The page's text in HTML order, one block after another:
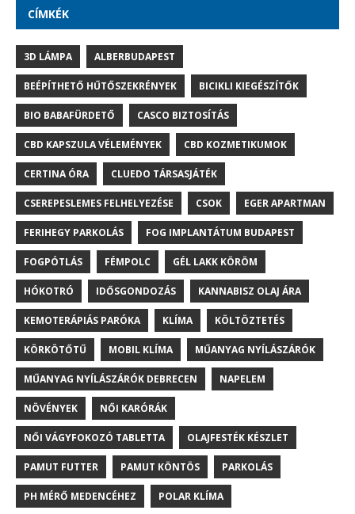
CÍMKÉK
3D LÁMPA ALBERBUDAPEST
BEÉPÍTHETŐ HŰTŐSZEKRÉNYEK BICIKLI KIEGÉSZÍTŐK
BIO BABAFÜRDETŐ CASCO BIZTOSÍTÁS
CBD KAPSZULA VÉLEMÉNYEK CBD KOZMETIKUMOK
CERTINA ÓRA CLUEDO TÁRSASJÁTÉK
CSEREPESLEMES FELHELYEZÉSE CSOK EGER APARTMAN
FERIHEGY PARKOLÁS FOG IMPLANTÁTUM BUDAPEST
FOGPÓTLÁS FÉMPOLC GÉL LAKK KÖRÖM
HÓKOTRÓ IDŐSGONDOZÁS KANNABISZ OLAJ ÁRA
KEMOTERÁPIÁS PARÓKA KLÍMA KÖLTÖZTETÉS
KÖRKÖTŐTŰ MOBIL KLÍMA MŰANYAG NYÍLÁSZÁRÓK
MŰANYAG NYÍLÁSZÁRÓK DEBRECEN NAPELEM
NÖVÉNYEK NŐI KARÓRÁK
NŐI VÁGYFOKOZÓ TABLETTA OLAJFESTÉK KÉSZLET
PAMUT FUTTER PAMUT KÖNTÖS PARKOLÁS
PH MÉRŐ MEDENCÉHEZ POLAR KLÍMA